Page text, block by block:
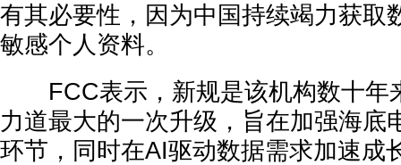
有其必要性，因为中国持续竭力获取
敏感个人资料。
FCC表示，新规是该机构数十年
力道最大的一次升级，旨在加强海底
环节，同时在AI驱动数据需求加速成